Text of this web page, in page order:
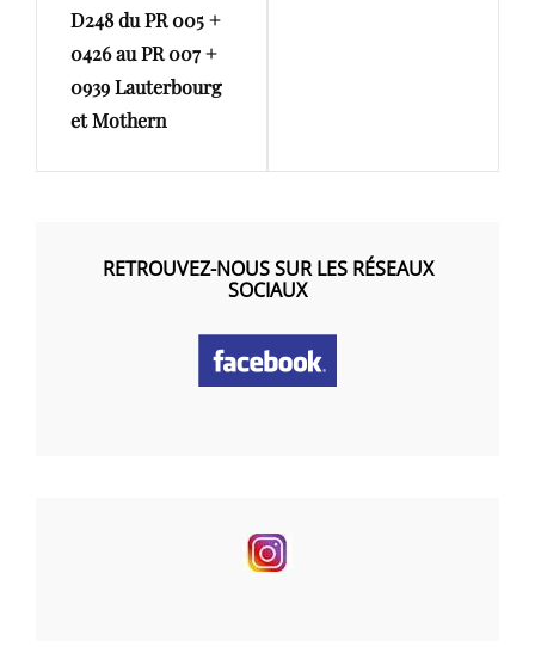
D248 du PR 005 +
0426 au PR 007 +
0939 Lauterbourg
et Mothern
RETROUVEZ-NOUS SUR LES RÉSEAUX
SOCIAUX